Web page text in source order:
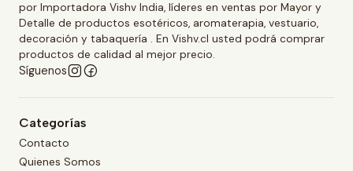
por Importadora Vishv India, líderes en ventas por Mayor y
Detalle de productos esotéricos, aromaterapia, vestuario,
decoración y tabaquería . En Vishv.cl usted podrá comprar
productos de calidad al mejor precio.
Síguenos
Categorías
Contacto
Quienes Somos